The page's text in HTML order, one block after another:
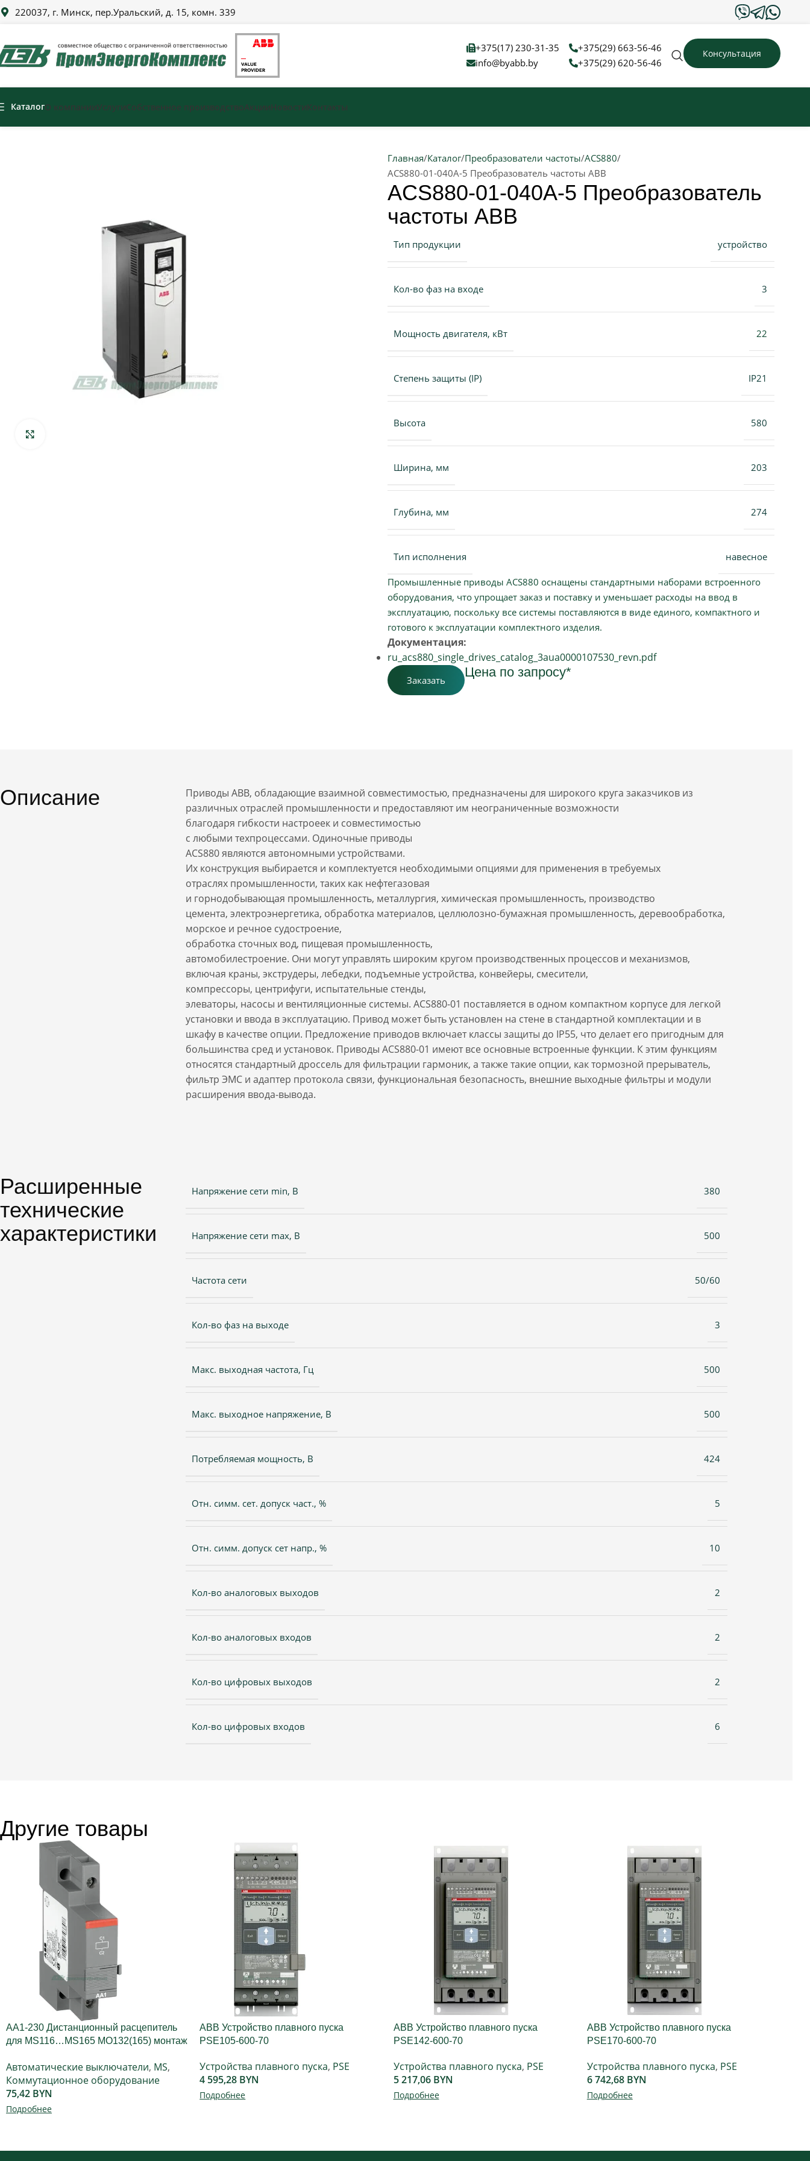
220037, г. Минск, пер.Уральский, д. 15, комн. 339
+375(17) 230-31-35
info@byabb.by
+375(29) 663-56-46
+375(29) 620-56-46
Консультация
КаталогО компанииУслугиСобственное производствоАкцииНовостиКонтакты
Главная Каталог Преобразователи частоты ACS880
ACS880-01-040A-5 Преобразователь частоты ABB
ACS880-01-040A-5 Преобразователь
частоты ABB
Тип продукции устройство
Кол-во фаз на входе 3
Мощность двигателя, кВт 22
Степень защиты (IP) IP21
Высота 580
Ширина, мм 203
Глубина, мм 274
Тип исполнения навесное
Промышленные приводы ACS880 оснащены стандартными наборами встроенного
оборудования, что упрощает заказ и поставку и уменьшает расходы на ввод в
эксплуатацию, поскольку все системы поставляются в виде единого, компактного и
готового к эксплуатации комплектного изделия.
Документация:
ru_acs880_single_drives_catalog_3aua0000107530_revn.pdf
Заказать
Цена по запросу*
Описание
Приводы АВВ, обладающие взаимной совместимостью, предназначены для широкого круга заказчиков из
различных отраслей промышленности и предоставляют им неограниченные возможности
благодаря гибкости настроеек и совместимостью
с любыми техпроцессами. Одиночные приводы
ACS880 являются автономными устройствами.
Их конструкция выбирается и комплектуется необходимыми опциями для применения в требуемых
отраслях промышленности, таких как нефтегазовая
и горнодобывающая промышленность, металлургия, химическая промышленность, производство
цемента, электроэнергетика, обработка материалов, целлюлозно-бумажная промышленность, деревообработка,
морское и речное судостроение,
обработка сточных вод, пищевая промышленность,
автомобилестроение. Они могут управлять широким кругом производственных процессов и механизмов,
включая краны, экструдеры, лебедки, подъемные устройства, конвейеры, смесители,
компрессоры, центрифуги, испытательные стенды,
элеваторы, насосы и вентиляционные системы. ACS880-01 поставляется в одном компактном корпусе для легкой
установки и ввода в эксплуатацию. Привод может быть установлен на стене в стандартной комплектации и в
шкафу в качестве опции. Предложение приводов включает классы защиты до IP55, что делает его пригодным для
большинства сред и установок. Приводы ACS880-01 имеют все основные встроенные функции. К этим функциям
относятся стандартный дроссель для фильтрации гармоник, а также такие опции, как тормозной прерыватель,
фильтр ЭМС и адаптер протокола связи, функциональная безопасность, внешние выходные фильтры и модули
расширения ввода-вывода.
Расширенные
технические
характеристики
Напряжение сети min, В 380
Напряжение сети max, В 500
Частота сети 50/60
Кол-во фаз на выходе 3
Макс. выходная частота, Гц 500
Макс. выходное напряжение, В 500
Потребляемая мощность, В 424
Отн. симм. сет. допуск част., % 5
Отн. симм. допуск сет напр., % 10
Кол-во аналоговых выходов 2
Кол-во аналоговых входов 2
Кол-во цифровых выходов 2
Кол-во цифровых входов 6
Другие товары
AA1-230 Дистанционный расцепитель
для MS116…MS165 MO132(165) монтаж
Автоматические выключатели, MS,
Коммутационное оборудование
75,42 BYN
Подробнее
ABB Устройство плавного пуска
PSE105-600-70
Устройства плавного пуска, PSE
4 595,28 BYN
Подробнее
ABB Устройство плавного пуска
PSE142-600-70
Устройства плавного пуска, PSE
5 217,06 BYN
Подробнее
ABB Устройство плавного пуска
PSE170-600-70
Устройства плавного пуска, PSE
6 742,68 BYN
Подробнее